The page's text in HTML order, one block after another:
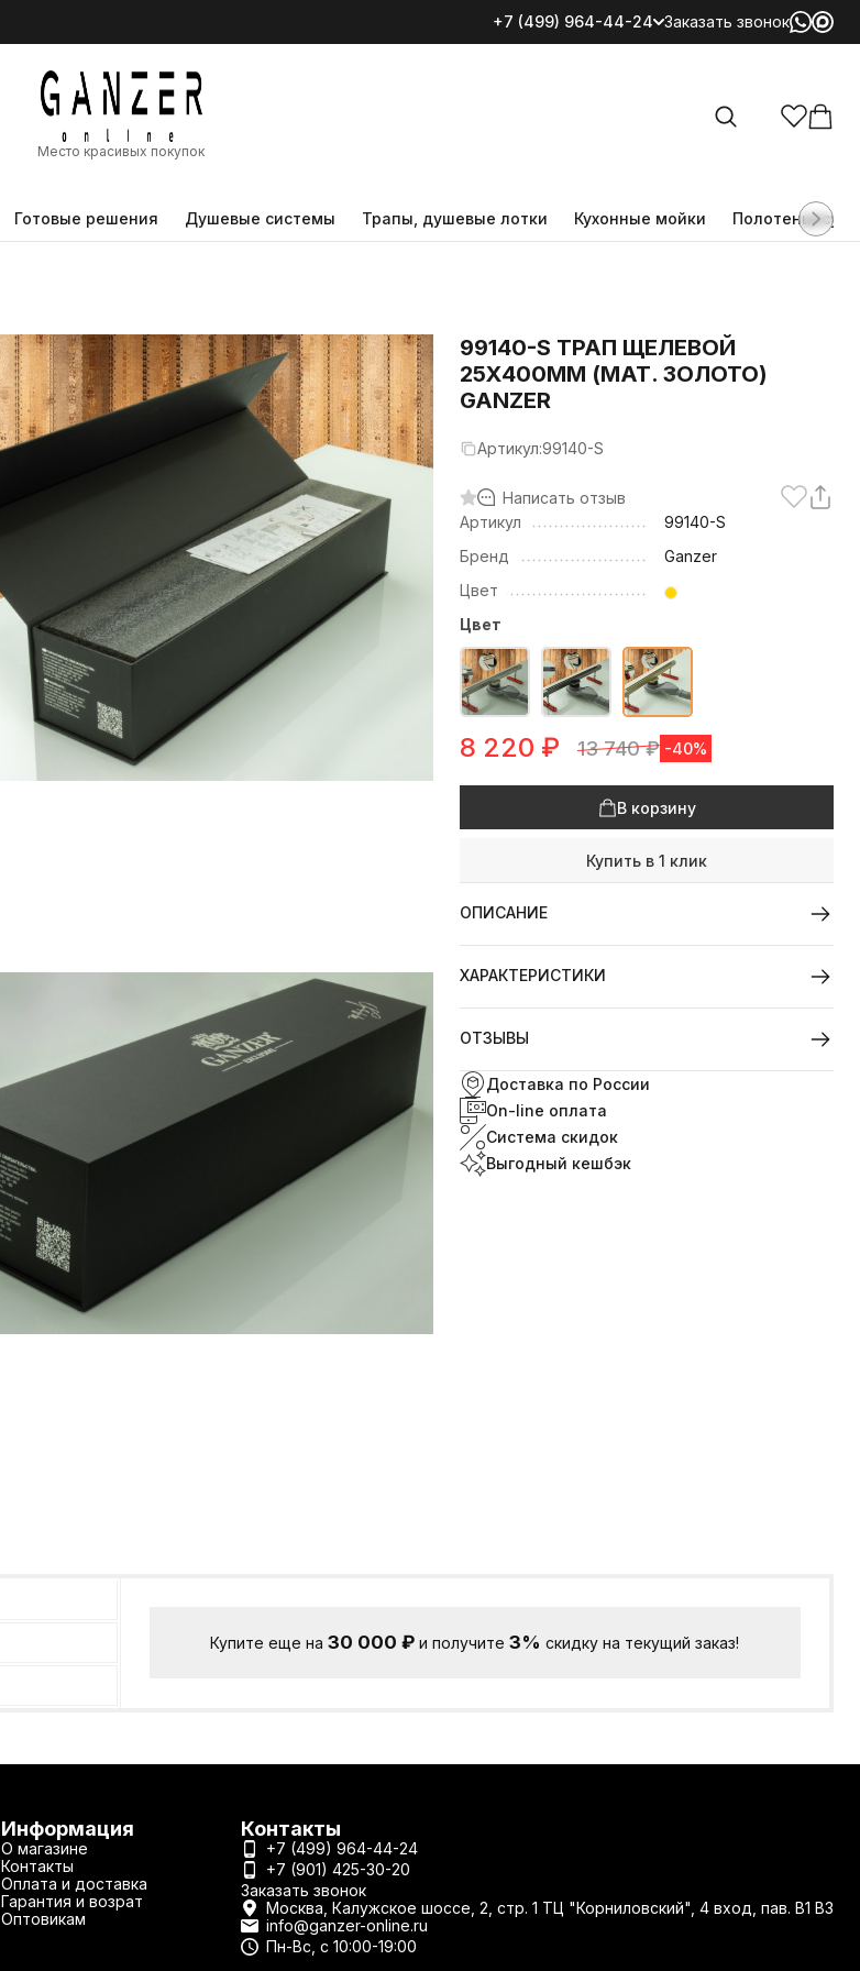
+7 (499) 964-44-24 Заказать звонок
Место красивых покупок
Готовые решения Душевые системы Трапы, душевые лотки Кухонные мойки
99140-S ТРАП ЩЕЛЕВОЙ
25Х400ММ (МАТ. ЗОЛОТО)
GANZER
Артикул:99140-S
Написать отзыв
Артикул
99140-S
Бренд
Ganzer
Цвет
Цвет
8 220 ₽ 13 740₽ -40%
В корзину
Купить в 1 клик
ОПИСАНИЕ
ХАРАКТЕРИСТИКИ
ОТЗЫВЫ
Доставка по России
On-line оплата
Система скидок
Выгодный кешбэк
Купите еще на30 000₽ и получите3% скидку на текущий заказ!
Информация
О магазине
Контакты
Оплата и доставка
Гарантия и возрат
Оптовикам
Контакты
+7 (499) 964-44-24
+7 (901) 425-30-20
Заказать звонок
Москва, Калужское шоссе, 2, стр. 1 ТЦ "Корниловский", 4 вход, пав. В1 В3
info@ganzer-online.ru
Пн-Вс, с 10:00-19:00